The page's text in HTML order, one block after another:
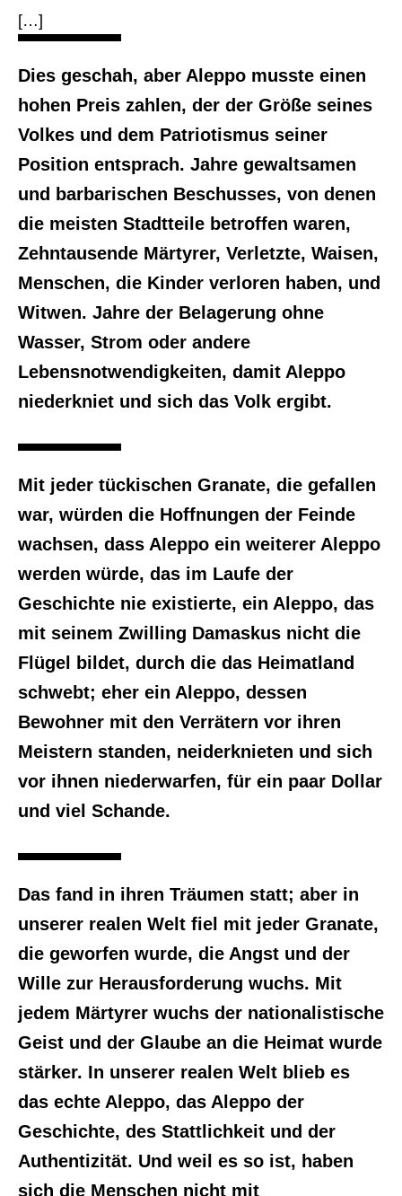
[…]
Dies geschah, aber Aleppo musste einen
hohen Preis zahlen, der der Größe seines
Volkes und dem Patriotismus seiner
Position entsprach. Jahre gewaltsamen
und barbarischen Beschusses, von denen
die meisten Stadtteile betroffen waren,
Zehntausende Märtyrer, Verletzte, Waisen,
Menschen, die Kinder verloren haben, und
Witwen. Jahre der Belagerung ohne
Wasser, Strom oder andere
Lebensnotwendigkeiten, damit Aleppo
niederkniet und sich das Volk ergibt.
Mit jeder tückischen Granate, die gefallen
war, würden die Hoffnungen der Feinde
wachsen, dass Aleppo ein weiterer Aleppo
werden würde, das im Laufe der
Geschichte nie existierte, ein Aleppo, das
mit seinem Zwilling Damaskus nicht die
Flügel bildet, durch die das Heimatland
schwebt; eher ein Aleppo, dessen
Bewohner mit den Verrätern vor ihren
Meistern standen, neiderknieten und sich
vor ihnen niederwarfen, für ein paar Dollar
und viel Schande.
Das fand in ihren Träumen statt; aber in
unserer realen Welt fiel mit jeder Granate,
die geworfen wurde, die Angst und der
Wille zur Herausforderung wuchs. Mit
jedem Märtyrer wuchs der nationalistische
Geist und der Glaube an die Heimat wurde
stärker. In unserer realen Welt blieb es
das echte Aleppo, das Aleppo der
Geschichte, des Stattlichkeit und der
Authentizität. Und weil es so ist, haben
sich die Menschen nicht mit